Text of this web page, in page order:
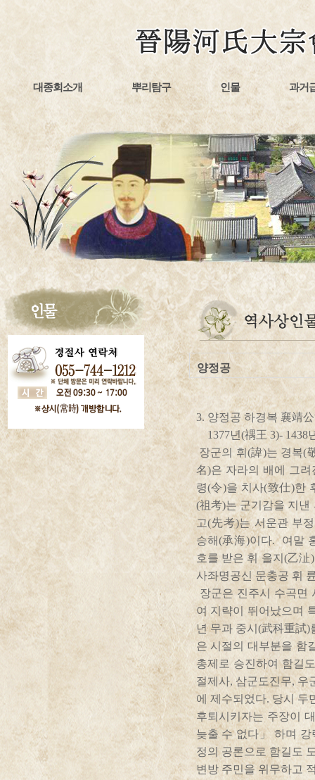
대종회소개 뿌리탐구 인물 과거
양정공
3. 양정공 하경복 襄靖
1377년(禑王 3)- 1438
장군의 휘(諱)는 경복(
名)은 자라의 배에 그
령(令)을 치사(致仕)한
(祖考)는 군기감을 지
고(先考)는 서운관 부
승해(承海)이다. 여말
호를 받은 휘 을지(乙
사좌명공신 문충공 휘
장군은 진주시 수곡면
여 지략이 뛰어났으며
년 무과 중시(武科重試)
은 시절의 대부분을 함
총제로 승진하여 함길
절제사, 삼군도진무, 우
에 제수되었다. 당시 두
후퇴시키자는 주장이
늦출 수 없다」 하며
정의 공론으로 함길도
변방 주민을 위무하고